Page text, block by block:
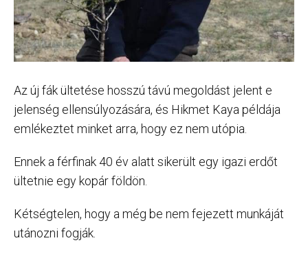
Az új fák ültetése hosszú távú megoldást jelent e
jelenség ellensúlyozására, és Hikmet Kaya példája
emlékeztet minket arra, hogy ez nem utópia.
Ennek a férfinak 40 év alatt sikerült egy igazi erdőt
ültetnie egy kopár földön.
Kétségtelen, hogy a még be nem fejezett munkáját
utánozni fogják.